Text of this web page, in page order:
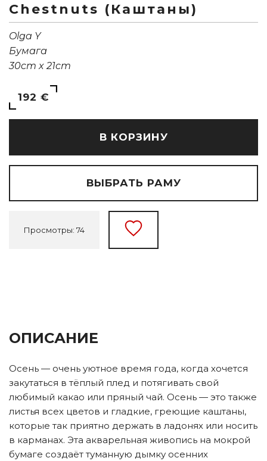
Chestnuts (Каштаны)
Olga Y
Бумага
30cm x 21cm
192 €
В КОРЗИНУ
ВЫБРАТЬ РАМУ
Просмотры: 74
ОПИСАНИЕ
Осень — очень уютное время года, когда хочется
закутаться в тёплый плед и потягивать свой
любимый какао или пряный чай. Осень — это также
листья всех цветов и гладкие, греющие каштаны,
которые так приятно держать в ладонях или носить
в карманах. Эта акварельная живопись на мокрой
бумаге создаёт туманную дымку осенних